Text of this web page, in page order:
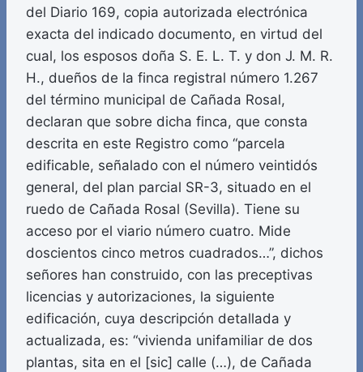
del Diario 169, copia autorizada electrónica
exacta del indicado documento, en virtud del
cual, los esposos doña S. E. L. T. y don J. M. R.
H., dueños de la finca registral número 1.267
del término municipal de Cañada Rosal,
declaran que sobre dicha finca, que consta
descrita en este Registro como “parcela
edificable, señalado con el número veintidós
general, del plan parcial SR-3, situado en el
ruedo de Cañada Rosal (Sevilla). Tiene su
acceso por el viario número cuatro. Mide
doscientos cinco metros cuadrados…”, dichos
señores han construido, con las preceptivas
licencias y autorizaciones, la siguiente
edificación, cuya descripción detallada y
actualizada, es: “vivienda unifamiliar de dos
plantas, sita en el [sic] calle (…), de Cañada